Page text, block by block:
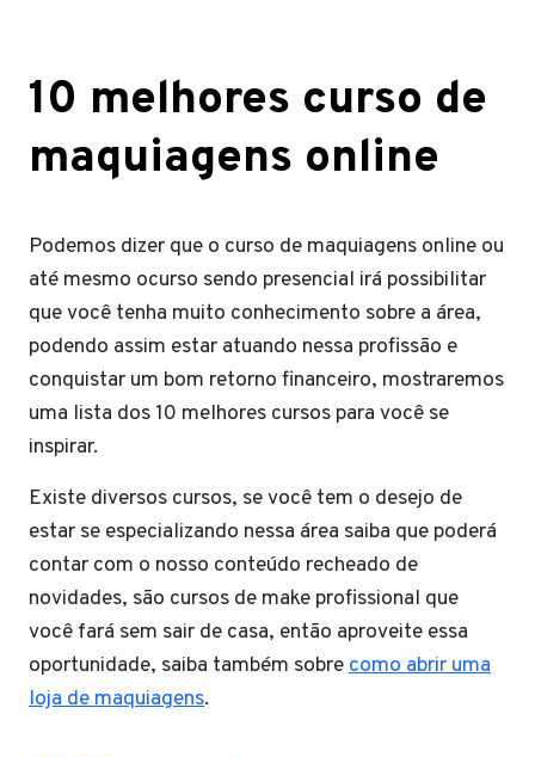
10 melhores curso de
maquiagens online
Podemos dizer que o curso de maquiagens online ou
até mesmo ocurso sendo presencial irá possibilitar
que você tenha muito conhecimento sobre a área,
podendo assim estar atuando nessa profissão e
conquistar um bom retorno financeiro, mostraremos
uma lista dos 10 melhores cursos para você se
inspirar.
Existe diversos cursos, se você tem o desejo de
estar se especializando nessa área saiba que poderá
contar com o nosso conteúdo recheado de
novidades, são cursos de make profissional que
você fará sem sair de casa, então aproveite essa
oportunidade, saiba também sobrecomo abrir uma
loja de maquiagens.